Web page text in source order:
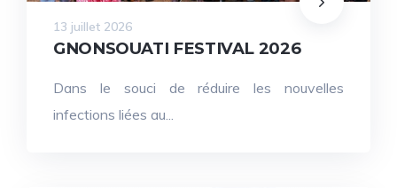
13 juillet 2026
GNONSOUATI FESTIVAL 2026
Dans le souci de réduire les nouvelles
infections liées au...